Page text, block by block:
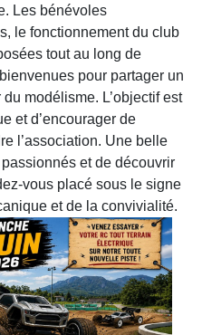
Les bénévoles
le fonctionnement du club
tout au long de
pour partager un
modélisme. L’objectif est
et d’encourager de
l’association. Une belle
et de découvrir
vous placé sous le signe
et de la convivialité.